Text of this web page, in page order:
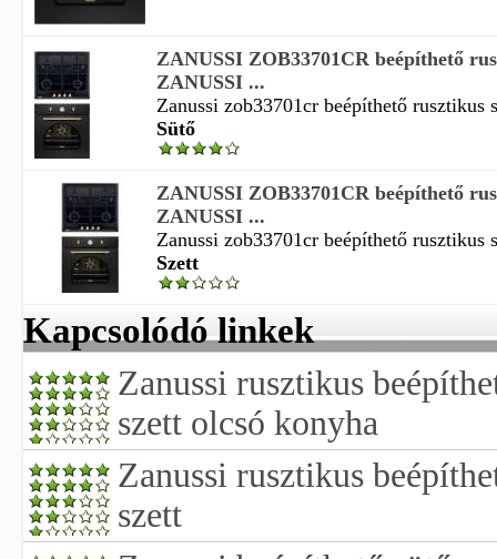
ZANUSSI ZOB33701CR beépíthető
ZANUSSI ...
Zanussi zob33701cr beépíthető rusztikus
Sütő
ZANUSSI ZOB33701CR beépíthető
ZANUSSI ...
Zanussi zob33701cr beépíthető rusztikus
Szett
Kapcsolódó linkek
Zanussi rusztikus
szett olcsó konyha
Zanussi rusztikus
szett